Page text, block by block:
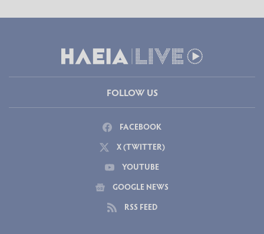
FOLLOW US
FACEBOOK
X (TWITTER)
YOUTUBE
GOOGLE NEWS
RSS FEED